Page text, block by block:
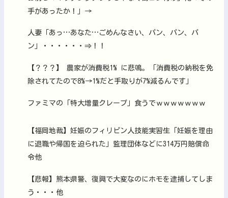
手があったか！」→
人妻「あっ…あなた…ごめんなさい、パン、パン、パ
ン」・・・・・・⇒！！
【？？？】 農家が消費税1% に悲鳴。「消費税の納税を免
除されてたので8%→1%だと手取りが7%減るんです」
ファミマの「特大増量クレープ」食うでｗｗｗｗｗｗｗ
【福岡地裁】妊娠のフィリピン人技能実習生「妊娠を理由
に退職や帰国を迫られた」監理団体などに314万円賠償命
令他
【悲報】熊本県警、復興で大変なのにホモを逮捕してしま
う・・・他